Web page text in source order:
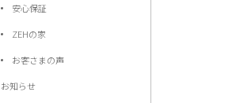
安心保証
ZEHの家
お客さまの声
お知らせ